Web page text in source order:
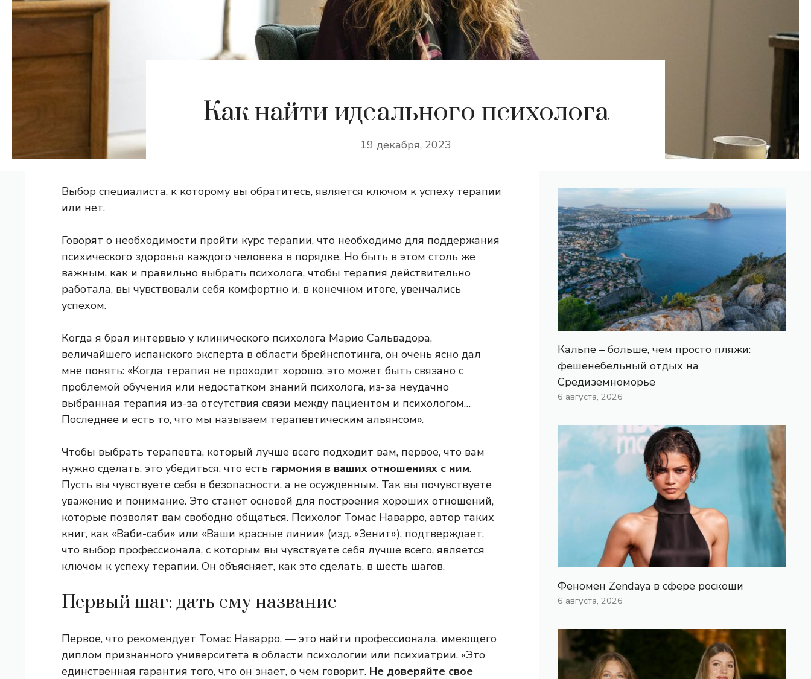
Как найти идеального психолога
19 декабря, 2023
Выбор специалиста, к которому вы обратитесь, является ключом к успеху терапии
или нет.
Говорят о необходимости пройти курс терапии, что необходимо для поддержания
психического здоровья каждого человека в порядке. Но быть в этом столь же
важным, как и правильно выбрать психолога, чтобы терапия действительно
работала, вы чувствовали себя комфортно и, в конечном итоге, увенчались
успехом.
Когда я брал интервью у клинического психолога Марио Сальвадора,
величайшего испанского эксперта в области брейнспотинга, он очень ясно дал
мне понять: «Когда терапия не проходит хорошо, это может быть связано с
проблемой обучения или недостатком знаний психолога, из-за неудачно
выбранная терапия из-за отсутствия связи между пациентом и психологом…
Последнее и есть то, что мы называем терапевтическим альянсом».
Чтобы выбрать терапевта, который лучше всего подходит вам, первое, что вам
нужно сделать, это убедиться, что есть гармония в ваших отношениях с ним.
Пусть вы чувствуете себя в безопасности, а не осужденным. Так вы почувствуете
уважение и понимание. Это станет основой для построения хороших отношений,
которые позволят вам свободно общаться. Психолог Томас Наварро, автор таких
книг, как «Ваби-саби» или «Ваши красные линии» (изд. «Зенит»), подтверждает,
что выбор профессионала, с которым вы чувствуете себя лучше всего, является
ключом к успеху терапии. Он объясняет, как это сделать, в шесть шагов.
Первый шаг: дать ему название
Первое, что рекомендует Томас Наварро, — это найти профессионала, имеющего
диплом признанного университета в области психологии или психиатрии. «Это
единственная гарантия того, что он знает, о чем говорит. Не доверяйте свое
Кальпе – больше, чем просто пляжи:
фешенебельный отдых на
Средиземноморье
6 августа, 2026
Феномен Zendaya в сфере роскоши
6 августа, 2026